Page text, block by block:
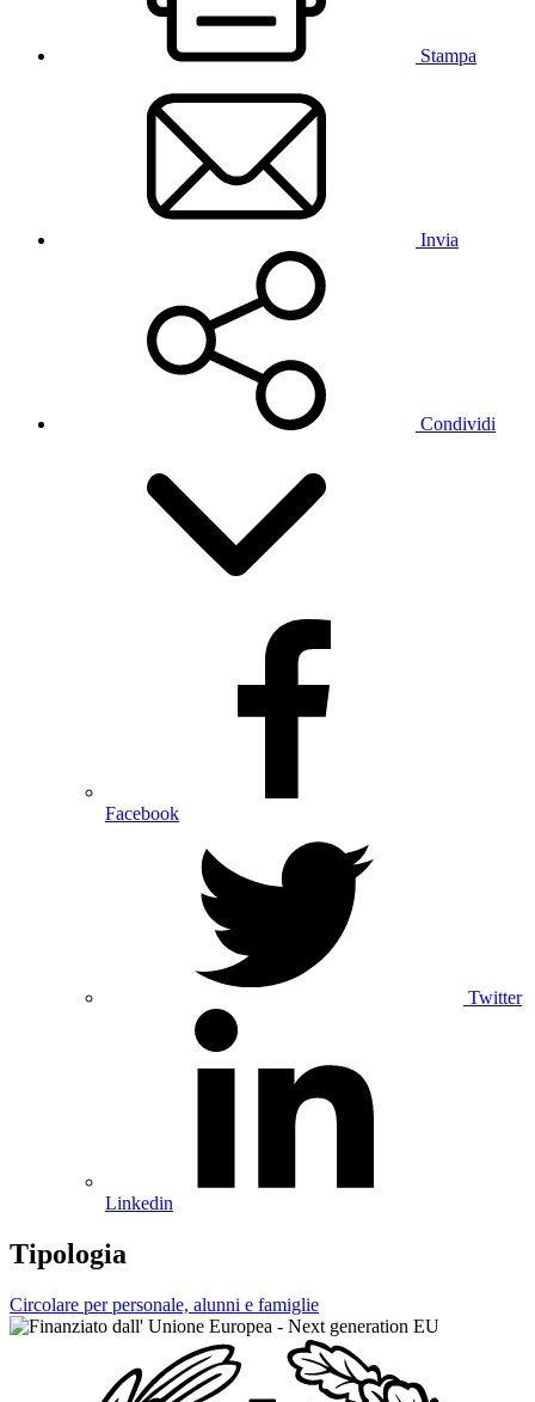
Stampa
Invia
Condividi
Facebook
Twitter
Linkedin
Tipologia
Circolare per personale, alunni e famiglie